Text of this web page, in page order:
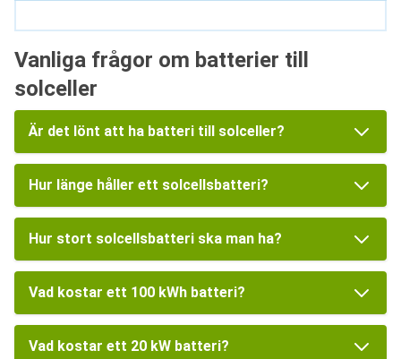
Vanliga frågor om batterier till
solceller
Är det lönt att ha batteri till solceller?
Hur länge håller ett solcellsbatteri?
Hur stort solcellsbatteri ska man ha?
Vad kostar ett 100 kWh batteri?
Vad kostar ett 20 kW batteri?